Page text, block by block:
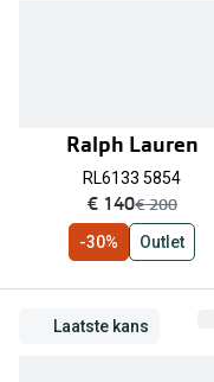
Ralph Lauren
RL6133 5854
nu:
€ 140was:
€ 200
-30% Outlet
Laatste kans